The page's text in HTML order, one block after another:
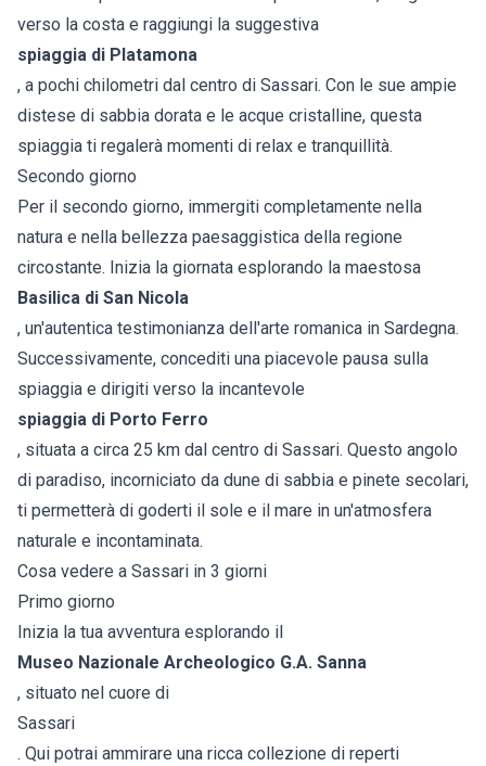
verso la costa e raggiungi la suggestiva
spiaggia di Platamona
, a pochi chilometri dal centro di Sassari. Con le sue ampie
distese di sabbia dorata e le acque cristalline, questa
spiaggia ti regalerà momenti di relax e tranquillità.
Secondo giorno
Per il secondo giorno, immergiti completamente nella
natura e nella bellezza paesaggistica della regione
circostante. Inizia la giornata esplorando la maestosa
Basilica di San Nicola
, un'autentica testimonianza dell'arte romanica in Sardegna.
Successivamente, concediti una piacevole pausa sulla
spiaggia e dirigiti verso la incantevole
spiaggia di Porto Ferro
, situata a circa 25 km dal centro di Sassari. Questo angolo
di paradiso, incorniciato da dune di sabbia e pinete secolari,
ti permetterà di goderti il sole e il mare in un'atmosfera
naturale e incontaminata.
Cosa vedere a Sassari in 3 giorni
Primo giorno
Inizia la tua avventura esplorando il
Museo Nazionale Archeologico G.A. Sanna
, situato nel cuore di
Sassari
. Qui potrai ammirare una ricca collezione di reperti